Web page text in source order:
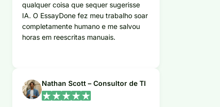
qualquer coisa que sequer sugerisse
IA. O EssayDone fez meu trabalho soar
completamente humano e me salvou
horas em reescritas manuais.
Nathan Scott – Consultor de TI